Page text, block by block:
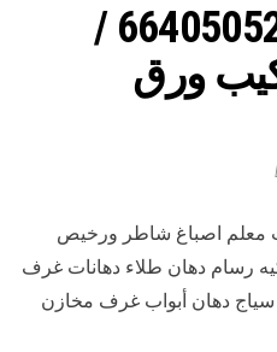
صباغ الدوحة / 66405052 /
ورق
معلم اصباغ شاطر ورخيص
رسام دهان طلاء دهانات غرف
دهان أبواب غرف مخازن